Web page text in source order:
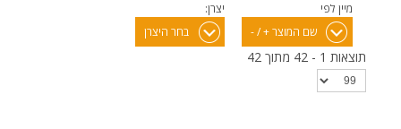
מיין לפי
שם המוצר + / -
יצרן:
בחר היצרן
תוצאות 1 - 42 מתוך 42